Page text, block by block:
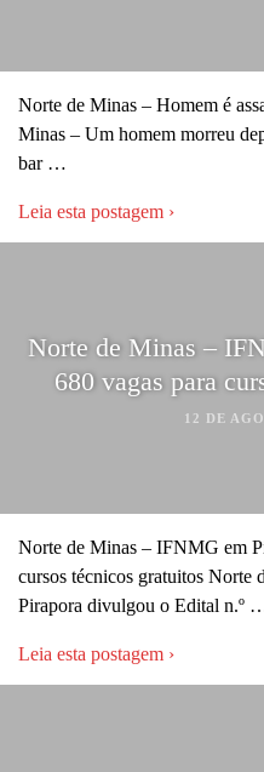
Norte de Minas – Homem é
Minas – Um homem morreu
bar …
Leia esta postagem ›
Norte de Minas –
680 vagas para
12 DE
Norte de Minas – IFNMG em
cursos técnicos gratuitos
Pirapora divulgou o Edital n.º
Leia esta postagem ›